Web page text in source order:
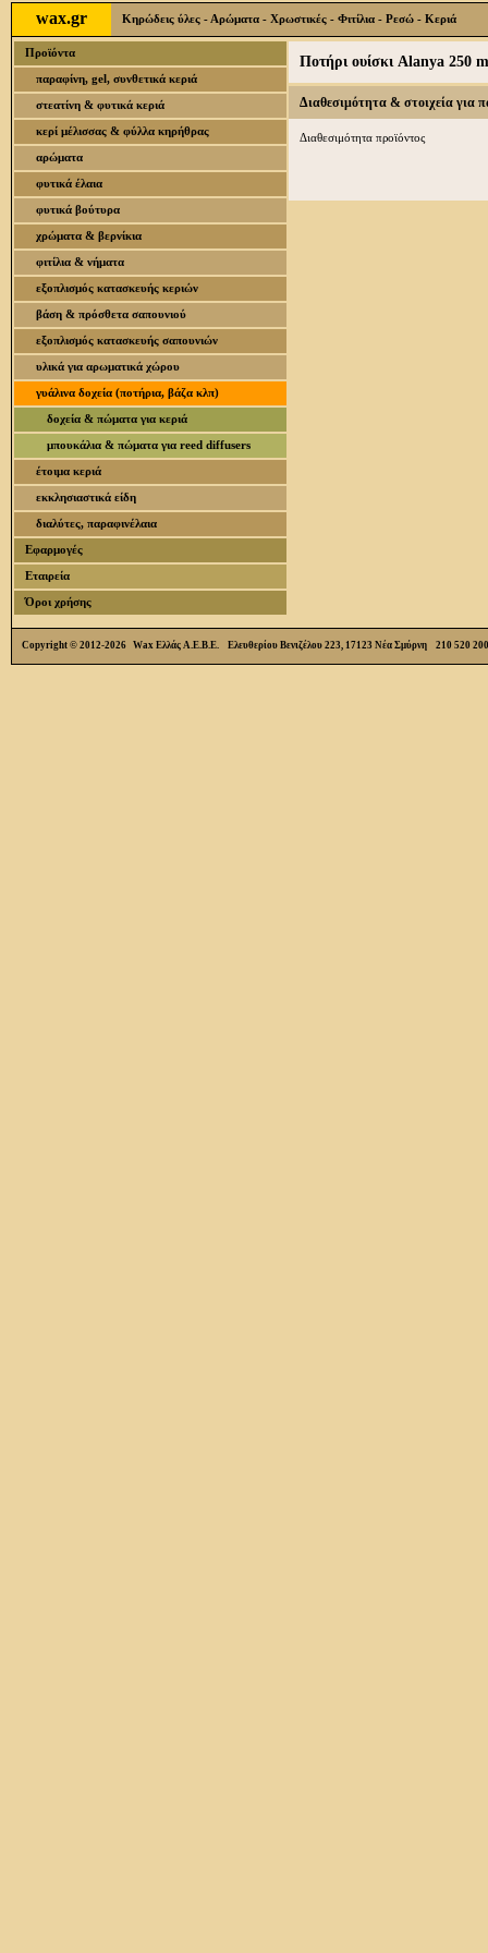
wax.gr Κηρώδεις ύλες - Αρώματα - Χρωστικές - Φιτίλια - Ρεσώ - Κεριά
Προϊόντα
παραφίνη, gel, συνθετικά κεριά
στεατίνη & φυτικά κεριά
κερί μέλισσας & φύλλα κηρήθρας
αρώματα
φυτικά έλαια
φυτικά βούτυρα
χρώματα & βερνίκια
φιτίλια & νήματα
εξοπλισμός κατασκευής κεριών
βάση & πρόσθετα σαπουνιού
εξοπλισμός κατασκευής σαπουνιών
υλικά για αρωματικά χώρου
γυάλινα δοχεία (ποτήρια, βάζα κλπ)
δοχεία & πώματα για κεριά
μπουκάλια & πώματα για reed diffusers
έτοιμα κεριά
εκκλησιαστικά είδη
διαλύτες, παραφινέλαια
Εφαρμογές
Εταιρεία
Όροι χρήσης
Ποτήρι ουίσκι Alanya 250
Διαθεσιμότητα & στοιχεία για
Διαθεσιμότητα προϊόντος
Copyright © 2012-2026 Wax Ελλάς Α.Ε.Β.Ε. Ελευθερίου Βενιζέλου 223, 17123 Νέα Σμύρνη 210 520